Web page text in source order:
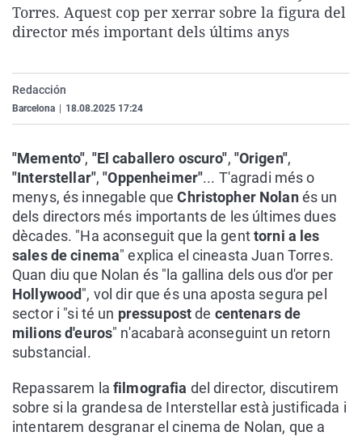
La rosa de los vientos
Gente viajera
Como el perro y el
Caso
Retornados
Equipo de
Extremadura
Galicia
La Rioja
País Vasco
Virales
Televisión
Elecciones
Torres. Aquest cop per xerrar sobre la figura del
director més important dels últims anys
Redacción
Barcelona 18.08.2025 17:24
"Memento", "El caballero oscuro", "Origen",
"Interstellar","Oppenheimer"... T'agradi més o
menys, és innegable queChristopher Nolanés un
dels directors més importants de les últimes dues
dècades. "Ha aconseguit que la genttorni a les
sales de cinema" explica el cineasta Juan Torres.
Quan diu que Nolan és "la gallina dels ous d'or per
Hollywood", vol dir que és una aposta segura pel
sector i "si té un pressupostde centenars de
milions d'euros" n'acabarà aconseguint un retorn
substancial.
Repassarem la filmografia del director, discutirem
sobre si la grandesa de Interstellar està justificada i
intentarem desgranar el cinema de Nolan, que a